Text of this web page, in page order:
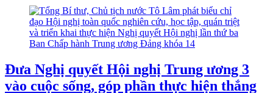
Đưa Nghị quyết Hội nghị Trung ương 3
vào cuộc sống, góp phần thực hiện thắng